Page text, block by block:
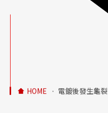
HOME 電鍍後發生龜裂